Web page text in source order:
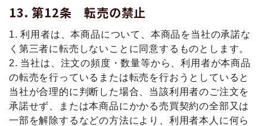
第12条 転売の禁⽌
1. 利⽤者は、本商品について、本商品を当社の承諾な
く第三者に転売しないことに同意するものとします。
2. 当社は、注⽂の頻度・数量等から、利⽤者が本商品
の転売を⾏っているまたは転売を⾏おうとしていると
当社が合理的に判断した場合、当該利⽤者のご注⽂を
承諾せず、または本商品にかかる売買契約の全部又は
一部を解除するなどの⽅法により、利⽤者本⼈に何ら